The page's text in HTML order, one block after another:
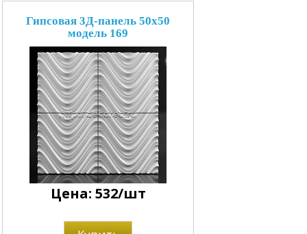
Гипсовая 3Д-панель 50x50
модель 169
Цена: 532/шт